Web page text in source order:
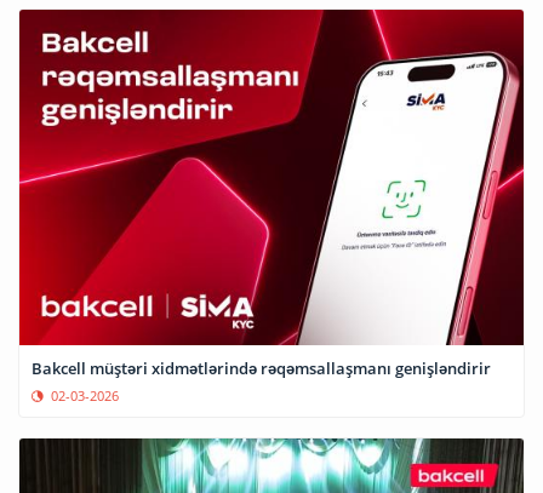
Bakcell müştəri xidmətlərində rəqəmsallaşmanı genişləndirir
02-03-2026